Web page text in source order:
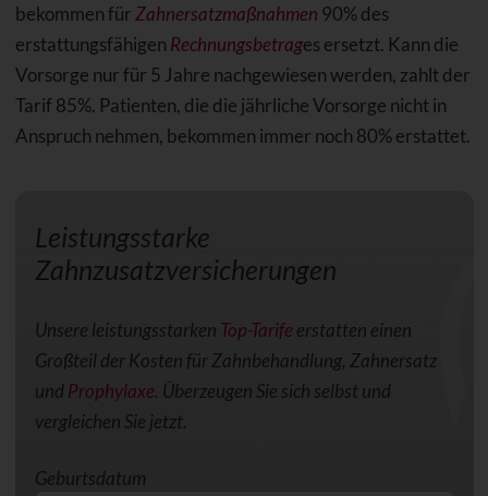
bekommen für Zahnersatzmaßnahmen 90% des
erstattungsfähigen Rechnungsbetrages ersetzt. Kann die
Vorsorge nur für 5 Jahre nachgewiesen werden, zahlt der
Tarif 85%. Patienten, die die jährliche Vorsorge nicht in
Anspruch nehmen, bekommen immer noch 80% erstattet.
Leistungsstarke
Zahnzusatzversicherungen
Unsere leistungsstarken Top-Tarife erstatten einen
Großteil der Kosten für Zahnbehandlung, Zahnersatz
und Prophylaxe. Überzeugen Sie sich selbst und
vergleichen Sie jetzt.
Geburtsdatum